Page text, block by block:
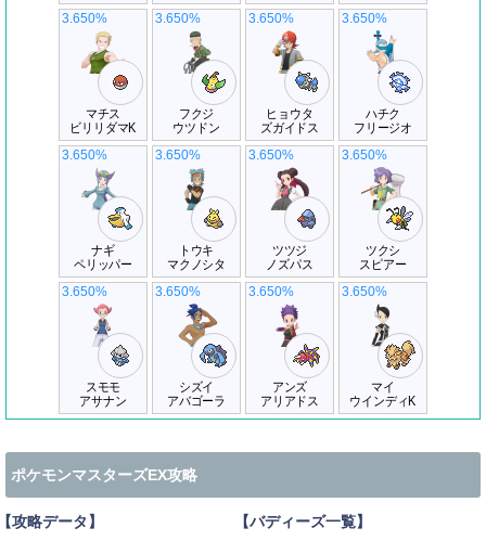
マチス
ビリリダマK
3.650%
フクジ
ウツドン
3.650%
ヒョウタ
ズガイドス
3.650%
ハチク
フリージオ
3.650%
ナギ
ペリッパー
3.650%
トウキ
マクノシタ
3.650%
ツツジ
ノズパス
3.650%
ツクシ
スピアー
3.650%
スモモ
アサナン
3.650%
シズイ
アバゴーラ
3.650%
アンズ
アリアドス
3.650%
マイ
ウインディK
3.650%
ポケモンマスターズEX攻略
攻略データ】 【バディーズ一覧】